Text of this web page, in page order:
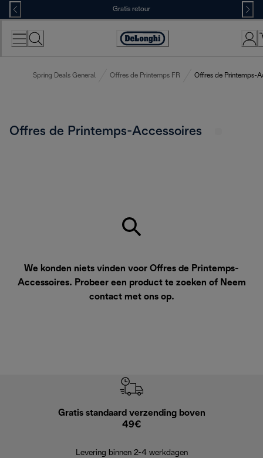
Skip
to
Content
Gratis retour
Accessibility
Spring Deals General Offres de Printemps FR Offres de Printemps-
Offres de Printemps-Accessoires
We konden niets vinden voor Offres de Printemps-
Accessoires. Probeer een product te zoeken of Neem
contact met ons op.
Gratis standaard verzending boven
49€
Levering binnen 2-4 werkdagen